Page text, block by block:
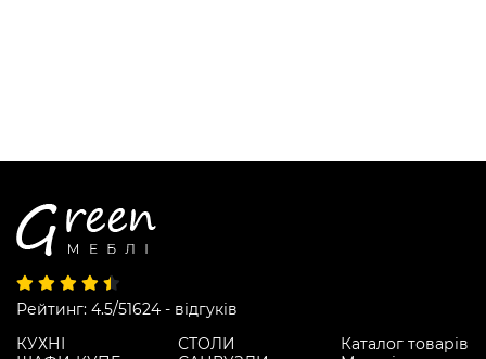
Рейтинг: 4.5/51624 - відгуків
КУХНІ
СТОЛИ
Каталог товарів